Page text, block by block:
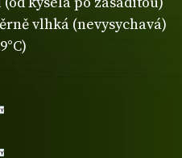
vlhká (nevysychavá)